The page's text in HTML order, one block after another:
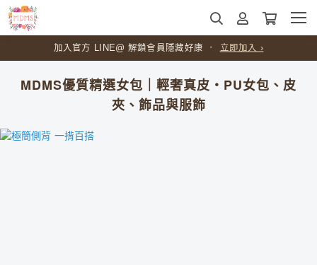
加入官方 LINE@ 解鎖會員隱藏好康 ・ 立即加入 ›
MDMS優質精選女包｜輕奢真皮・PU女包、皮
夾、飾品與服飾